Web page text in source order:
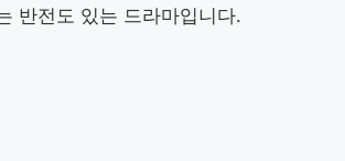
반전도 있는 드라마입니다.